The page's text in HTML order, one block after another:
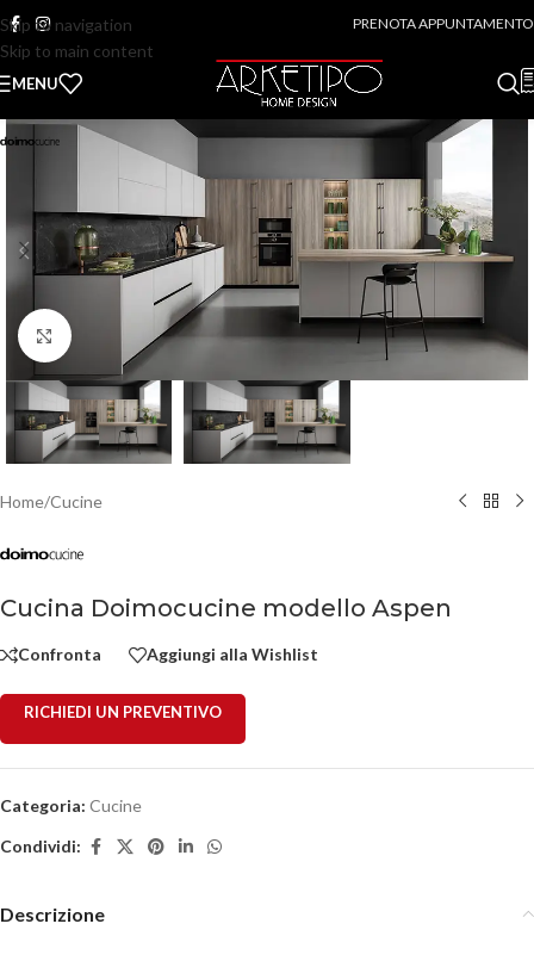
Skip to navigation
Skip to main content
PRENOTA APPUNTAMENTO
MENU
Click to enlarge
Home/Cucine
Cucina Doimocucine modello Aspen
Confronta Aggiungi alla Wishlist
RICHIEDI UN PREVENTIVO
Categoria: Cucine
Condividi:
Descrizione